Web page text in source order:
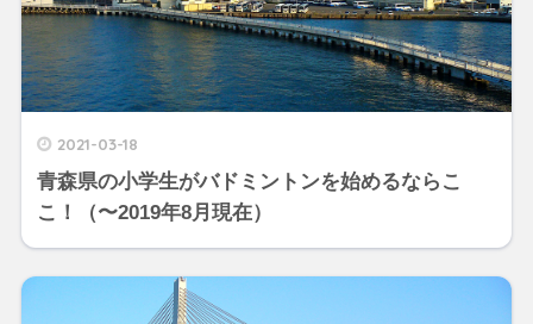
2021-03-18
青森県の小学生がバドミントンを始めるならこ
こ！（〜2019年8月現在）